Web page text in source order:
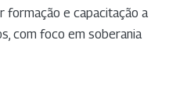
formação e capacitação a
com foco em soberania